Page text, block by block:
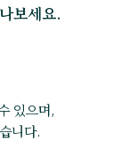
보세요.
있으며,
니다.